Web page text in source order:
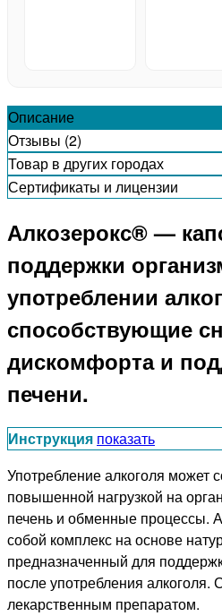
Описание
Отзывы (2)
Товар в других городах
Сертификаты и лицензии
Алкозерокс® —
поддержки
употреблении
способствующие
дискомфорта и
печени.
Инструкция показать
Употребление алкоголя может
повышенной нагрузкой на
печень и обменные процессы.
собой комплекс на основе
предназначенный для
после употребления алкоголя.
лекарственным препаратом.